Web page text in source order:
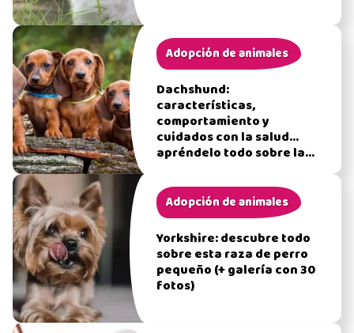
Adopción de animales
Dachshund:
características,
comportamiento y
cuidados con la salud...
apréndelo todo sobre la
Adopción de animales
Yorkshire: descubre todo
sobre esta raza de perro
pequeño (+ galería con 30
fotos)